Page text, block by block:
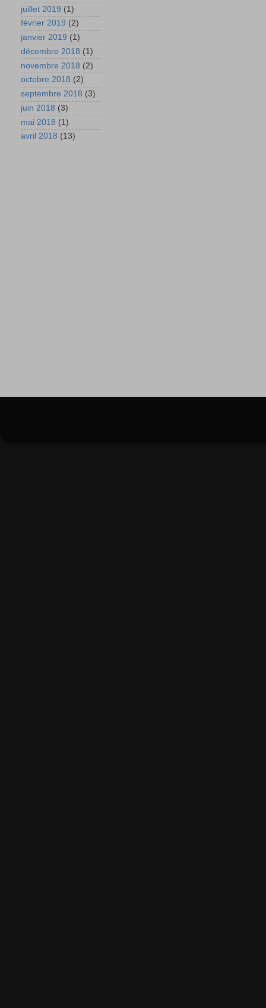
juillet 2019 (1)
février 2019 (2)
janvier 2019 (1)
décembre 2018 (1)
novembre 2018 (2)
octobre 2018 (2)
septembre 2018 (3)
juin 2018 (3)
mai 2018 (1)
avril 2018 (13)